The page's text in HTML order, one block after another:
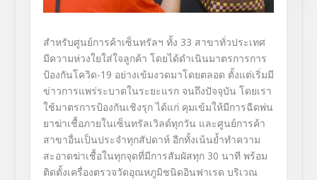
สำหรับศูนย์การค้าเซ็นทรัลฯ ทั้ง 33 สาขาทั่วประเทศ
มีความห่วงใยใส่ใจลูกค้า โดยได้ดำเนินมาตรการการ
ป้องกันโควิด-19 อย่างเข้มงวดมาโดยตลอด ตั้งแต่เริ่มมี
ข่าวการแพร่ระบาดในระยะแรก จนถึงปัจจุบัน โดยเรา
ใช้มาตรการป้องกันเชิงรุก ได้แก่ คุมเข้มให้มีการฉีดพ่น
ยาฆ่าเชื้อภายในเซ็นทรัลเวิลด์ทุกวัน และศูนย์การค้า
สาขาอื่นเป็นประจำทุกสัปดาห์ อีกทั้งเน้นย้ำทำความ
สะอาดฆ่าเชื้อในทุกจุดที่มีการสัมผัสทุก 30 นาที พร้อม
ติดตั้งเครื่องตรวจวัดอุณหภูมิชนิดอินฟาเรด บริเวณ